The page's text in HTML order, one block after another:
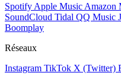
Spotify Apple Music Amazon
SoundCloud Tidal QQ Music
Boomplay
Réseaux
Instagram TikTok X (Twitter)